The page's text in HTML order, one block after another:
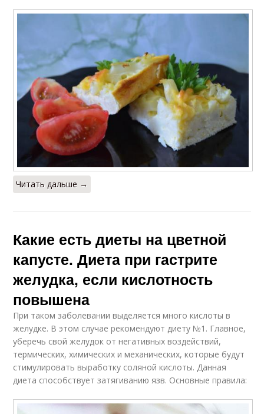
Читать дальше →
Какие есть диеты на цветной
капусте. Диета при гастрите
желудка, если кислотность
повышена
При таком заболевании выделяется много кислоты в
желудке. В этом случае рекомендуют диету №1. Главное,
уберечь свой желудок от негативных воздействий,
термических, химических и механических, которые будут
стимулировать выработку соляной кислоты. Данная
диета способствует затягиванию язв. Основные правила: